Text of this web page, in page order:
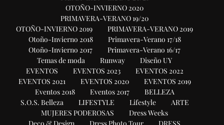
OTOÑO-INVIERNO 2020
PRIMAVERA-VERANO 19/20
OTOÑO-INVIERNO 2019
PRIMAVERA-VERANO 2019
Otoño-Invierno 2018
Primavera-Verano 17/18
Otoño-Invierno 2017
Primavera-Verano 16/17
Temas de moda
Runway
Diseño UY
EVENTOS
EVENTOS 2023
EVENTOS 2022
EVENTOS 2021
EVENTOS 2020
EVENTOS 2019
Eventos 2018
Eventos 2017
BELLEZA
S.O.S. Belleza
LIFESTYLE Lifestyle
ARTE
MUJERES PODEROSAS
Dress Weeks
Deco & Design
Dress Photo Tour
DRESS